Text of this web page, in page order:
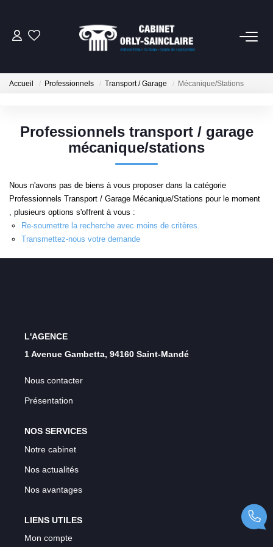
NOTRE SERVICE SYNDIC
EXTRANET
Accueil Professionnels Transport / Garage Mécanique/Stations
Professionnels transport / garage
mécanique/stations
Nous n'avons pas de biens à vous proposer dans la catégorie
Professionnels Transport / Garage Mécanique/Stations pour le moment
, plusieurs options s'offrent à vous :
Re-soumettre la recherche avec moins de critères.
Transmettez-nous votre demande
L'AGENCE
1 Avenue Gambetta, 94160 Saint-Mandé
Nous contacter
Présentation
NOS SERVICES
Notre cabinet
Nos actualités
Nos avantages
LIENS UTILES
Mon compte